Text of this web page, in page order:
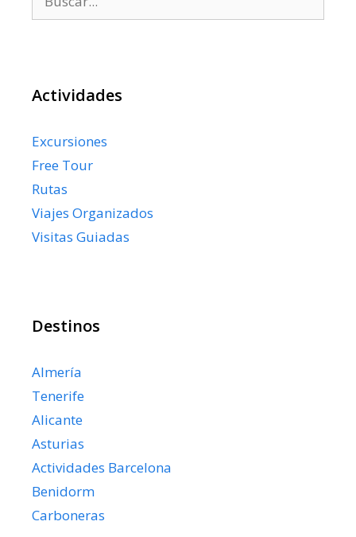
Actividades
Excursiones
Free Tour
Rutas
Viajes Organizados
Visitas Guiadas
Destinos
Almería
Tenerife
Alicante
Asturias
Actividades Barcelona
Benidorm
Carboneras